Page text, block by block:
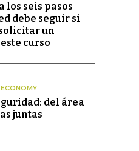
los seis pasos
debe seguir si
un
curso
del área
juntas